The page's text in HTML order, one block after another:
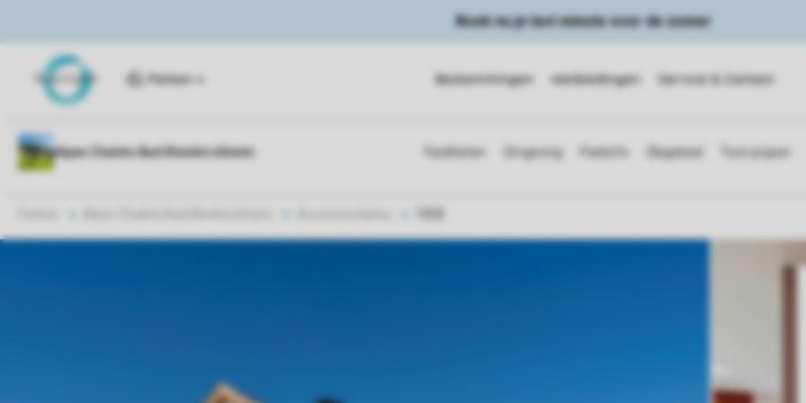
Boek nu je last minute voor de zomer
Parken Bestemmingen Aanbiedingen Service & Contact